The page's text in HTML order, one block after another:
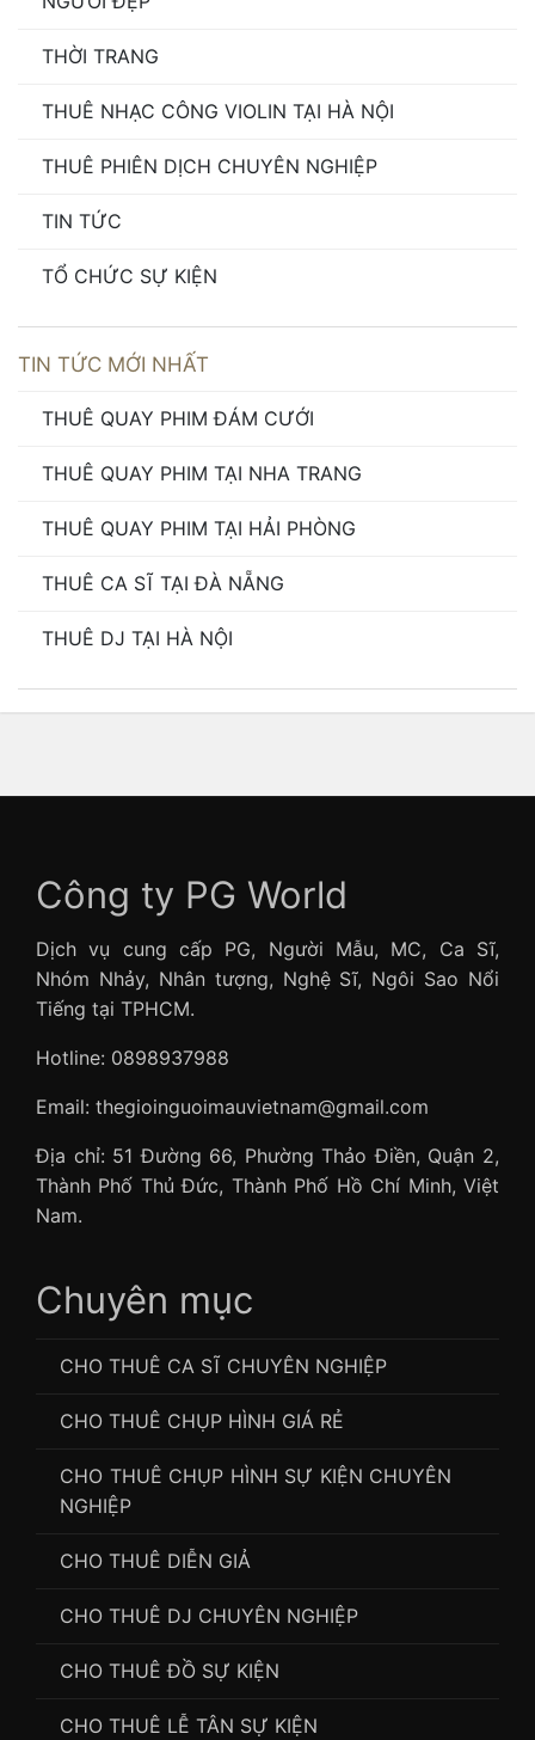
THỜI TRANG
THUÊ NHẠC CÔNG VIOLIN TẠI HÀ NỘI
THUÊ PHIÊN DỊCH CHUYÊN NGHIỆP
TIN TỨC
TỔ CHỨC SỰ KIỆN
TIN TỨC MỚI NHẤT
THUÊ QUAY PHIM ĐÁM CƯỚI
THUÊ QUAY PHIM TẠI NHA TRANG
THUÊ QUAY PHIM TẠI HẢI PHÒNG
THUÊ CA SĨ TẠI ĐÀ NẴNG
THUÊ DJ TẠI HÀ NỘI
Công ty PG World
Dịch vụ cung cấp PG, Người Mẫu, MC, Ca Sĩ,
Nhóm Nhảy, Nhân tượng, Nghệ Sĩ, Ngôi Sao Nổi
Tiếng tại TPHCM.
Hotline: 0898937988
Email: thegioinguoimauvietnam@gmail.com
Địa chỉ: 51 Đường 66, Phường Thảo Điền, Quận 2,
Thành Phố Thủ Đức, Thành Phố Hồ Chí Minh, Việt
Nam.
Chuyên mục
CHO THUÊ CA SĨ CHUYÊN NGHIỆP
CHO THUÊ CHỤP HÌNH GIÁ RẺ
CHO THUÊ CHỤP HÌNH SỰ KIỆN CHUYÊN
NGHIỆP
CHO THUÊ DIỄN GIẢ
CHO THUÊ DJ CHUYÊN NGHIỆP
CHO THUÊ ĐỒ SỰ KIỆN
CHO THUÊ LỄ TÂN SỰ KIỆN